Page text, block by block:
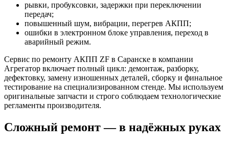
рывки, пробуксовки, задержки при переключении
передач;
повышенный шум, вибрации, перегрев АКПП;
ошибки в электронном блоке управления, переход в
аварийный режим.
Сервис по ремонту АКПП ZF в Саранске в компании
Агрегатор включает полный цикл: демонтаж, разборку,
дефектовку, замену изношенных деталей, сборку и финальное
тестирование на специализированном стенде. Мы используем
оригинальные запчасти и строго соблюдаем технологические
регламенты производителя.
Сложный ремонт — в надёжных руках